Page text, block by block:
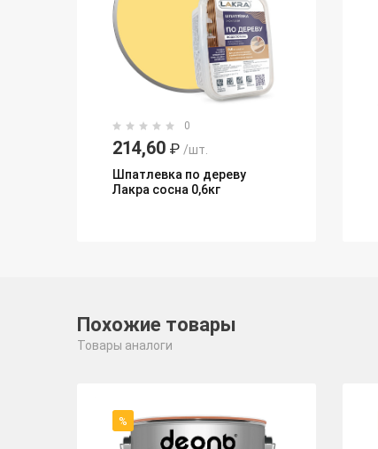
0
214,60 ₽ /шт.
Шпатлевка по дереву
Лакра сосна 0,6кг
Похожие товары
Товары аналоги
%